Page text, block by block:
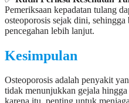
Pemeriksaan kepadatan tulang
osteoporosis sejak dini,
pencegahan lebih lanjut.
Kesimpulan
Osteoporosis adalah penyakit
tidak menunjukkan gejala